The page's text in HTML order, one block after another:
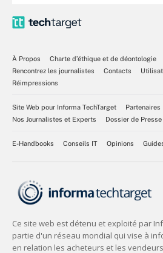
À Propos
Charte d’éthique et de déontologie
Rencontrez les journalistes
Contacts
Réimpressions
Site Web pour Informa TechTarget Partenaires
Nos Journalistes et Experts
Dossier de Presse
E-Handbooks Conseils IT Opinions